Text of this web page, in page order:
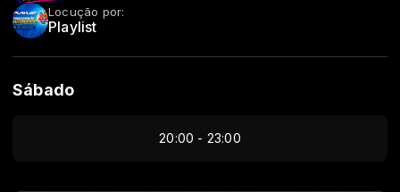
Locução por:
Playlist
Sábado
20:00 - 23:00